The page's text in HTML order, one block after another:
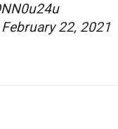
22, 2021